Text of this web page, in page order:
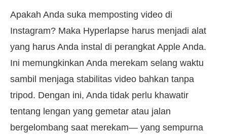
Apakah Anda suka memposting video di
Instagram? Maka Hyperlapse harus menjadi alat
yang harus Anda instal di perangkat Apple Anda.
Ini memungkinkan Anda merekam selang waktu
sambil menjaga stabilitas video bahkan tanpa
tripod. Dengan ini, Anda tidak perlu khawatir
tentang lengan yang gemetar atau jalan
bergelombang saat merekam⁠— yang sempurna